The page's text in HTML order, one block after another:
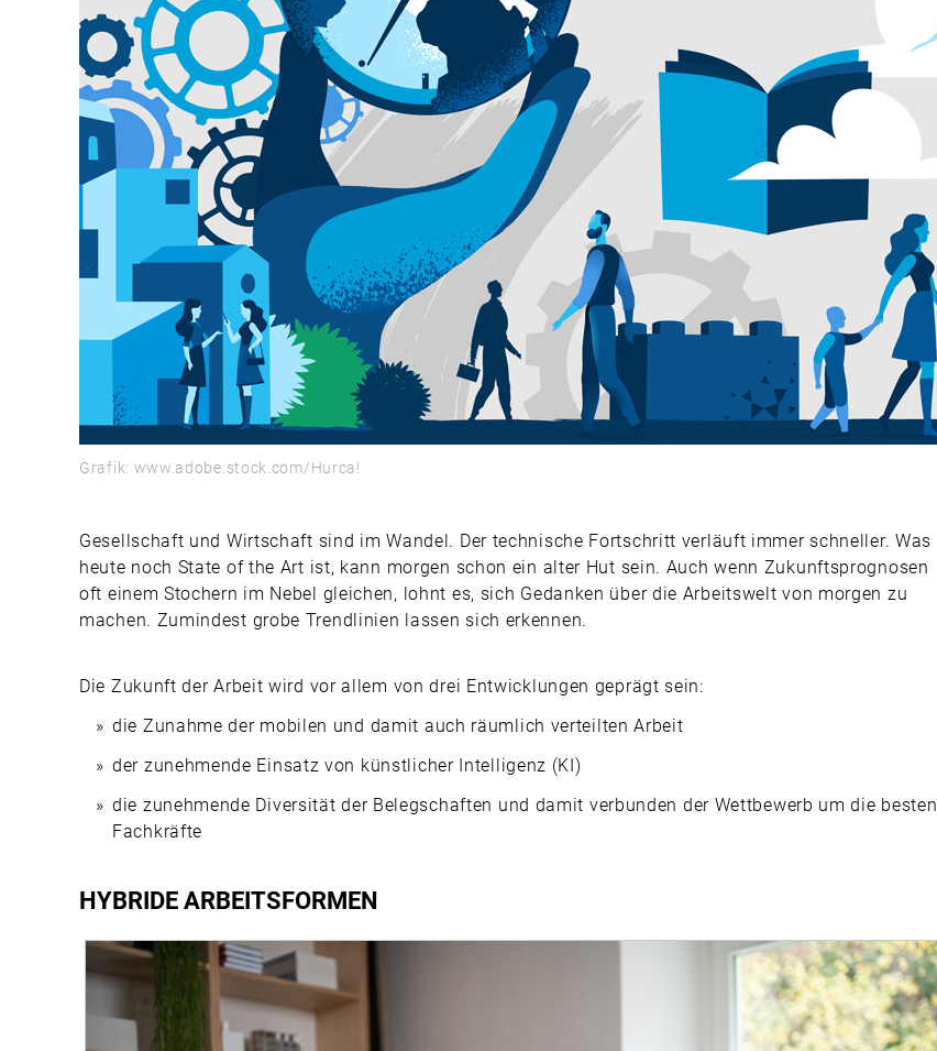
Grafik: www.adobe.stock.com/Hurca!
Gesellschaft und Wirtschaft sind im Wandel. Der technische Fortschritt verläuft immer schneller. Was
heute noch State of the Art ist, kann morgen schon ein alter Hut sein. Auch wenn Zukunftsprognosen
oft einem Stochern im Nebel gleichen, lohnt es, sich Gedanken über die Arbeitswelt von morgen zu
machen. Zumindest grobe Trendlinien lassen sich erkennen.
Die Zukunft der Arbeit wird vor allem von drei Entwicklungen geprägt sein:
die Zunahme der mobilen und damit auch räumlich verteilten Arbeit
der zunehmende Einsatz von künstlicher Intelligenz (KI)
die zunehmende Diversität der Belegschaften und damit verbunden der Wettbewerb um die besten
Fachkräfte
HYBRIDE ARBEITSFORMEN